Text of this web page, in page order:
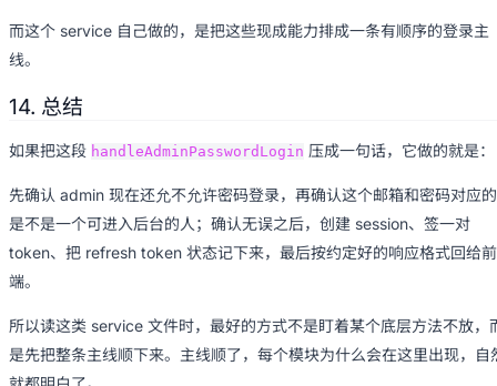
而这个 service 自己做的，是把这些现成能力排成一条有顺序的登录主
线。
14. 总结
如果把这段 handleAdminPasswordLogin 压成一句话，它做的就是：
先确认 admin 现在还允不允许密码登录，再确认这个邮箱和密码对应的
是不是一个可进入后台的人；确认无误之后，创建 session、签一对
token、把 refresh token 状态记下来，最后按约定好的响应格式回给前
端。
所以读这类 service 文件时，最好的方式不是盯着某个底层方法不放，
是先把整条主线顺下来。主线顺了，每个模块为什么会在这里出现，自